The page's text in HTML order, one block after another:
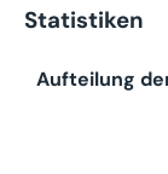
Statistiken
Aufteilung